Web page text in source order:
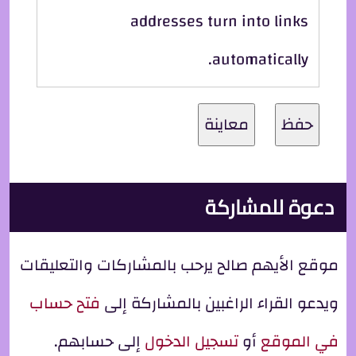
addresses turn into links
automatically.
دعوة للمشاركة
موقع الأيهم صالح يرحب بالمشاركات والتعليقات
ويدعو القراء الراغبين بالمشاركة إلى فتح حساب
في الموقعأوتسجيل الدخولإلى حسابهم.